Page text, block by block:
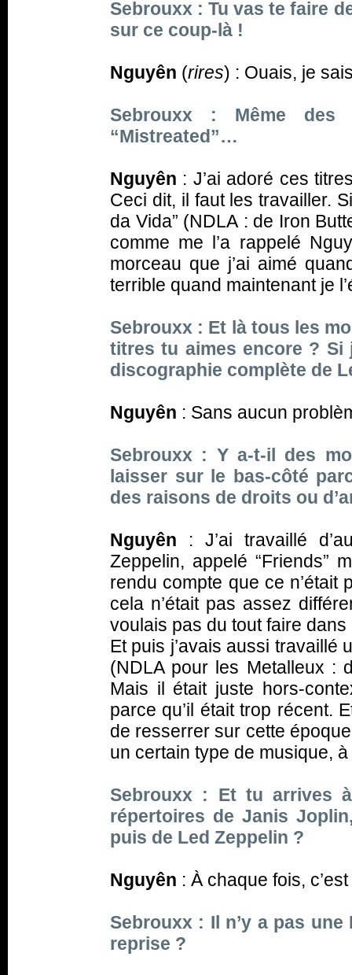
Sebrouxx : Tu vas te faire
sur ce coup-là !
Nguyên (rires) : Ouais, je
Sebrouxx : Même des
“Mistreated”…
Nguyên : J’ai adoré ces
Ceci dit, il faut les travailler.
da Vida” (NDLA : de Iron
comme me l’a rappelé
morceau que j’ai aimé
terrible quand maintenant je
Sebrouxx : Et là tous les
titres tu aimes encore ? Si
discographie complète de
Nguyên : Sans aucun
Sebrouxx : Y a-t-il des
laisser sur le bas-côté
des raisons de droits ou
Nguyên : J’ai travaillé
Zeppelin, appelé “Friends”
rendu compte que ce
cela n’était pas assez
voulais pas du tout faire
Et puis j’avais aussi travaillé
(NDLA pour les Metalleux :
Mais il était juste hors-
parce qu’il était trop récent.
de resserrer sur cette
un certain type de musique,
Sebrouxx : Et tu arrives
répertoires de Janis
puis de Led Zeppelin ?
Nguyên : À chaque fois,
Sebrouxx : Il n’y a pas
reprise ?